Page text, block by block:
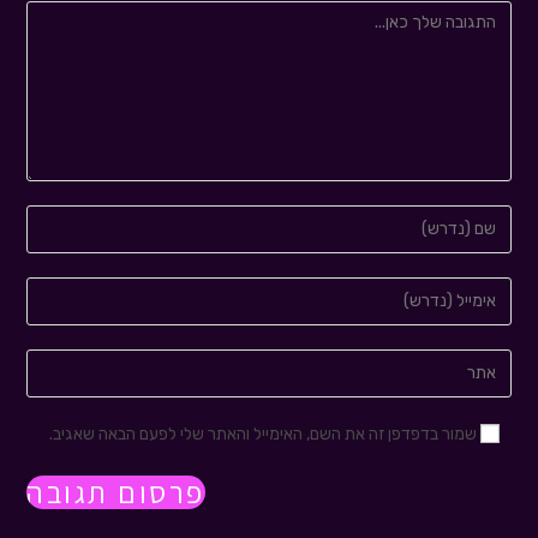
שמור בדפדפן זה את השם, האימייל והאתר שלי לפעם הבאה שאגיב.